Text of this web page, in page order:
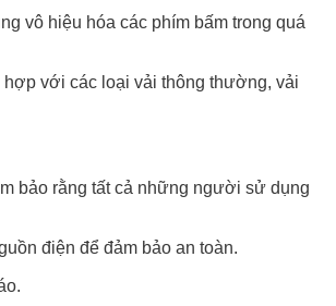
vô hiệu hóa các phím bấm trong quá
với các loại vải thông thường, vải
bảo rằng tất cả những người sử dụng
điện để đảm bảo an toàn.